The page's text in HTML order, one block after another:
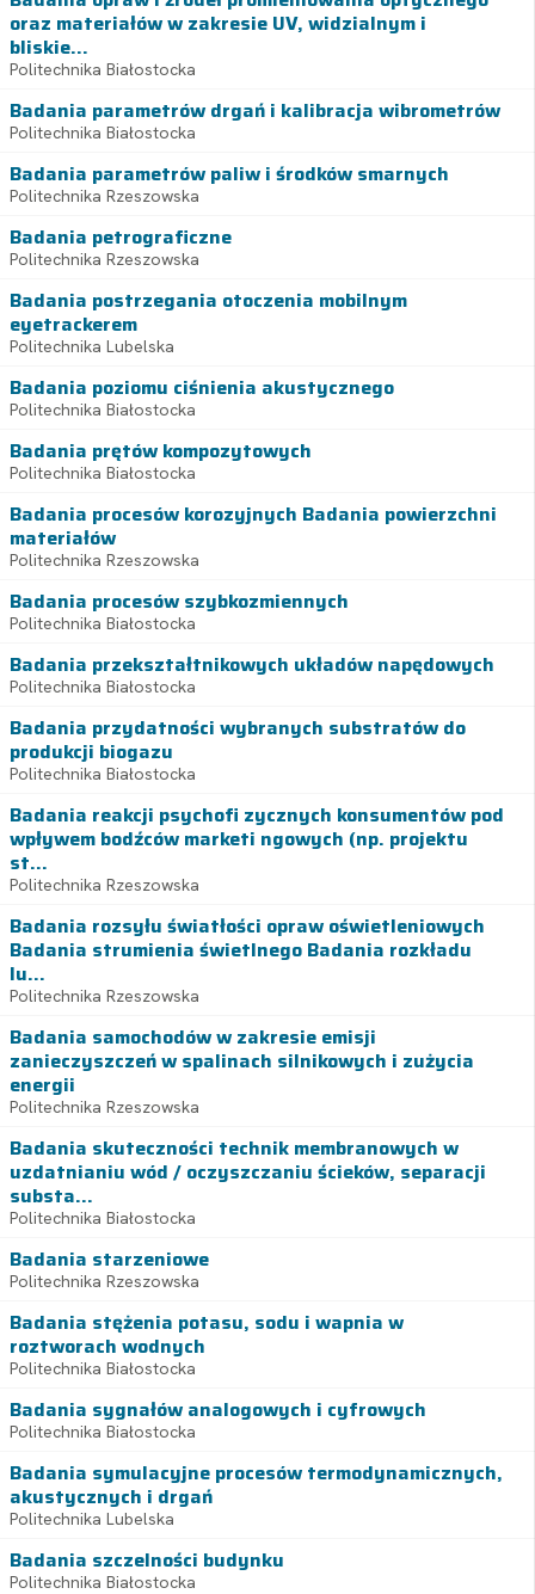
oraz materiałów w zakresie UV, widzialnym i
bliskie...
Politechnika Białostocka
Badania parametrów drgań i kalibracja wibrometrów
Politechnika Białostocka
Badania parametrów paliw i środków smarnych
Politechnika Rzeszowska
Badania petrograficzne
Politechnika Rzeszowska
Badania postrzegania otoczenia mobilnym
eyetrackerem
Politechnika Lubelska
Badania poziomu ciśnienia akustycznego
Politechnika Białostocka
Badania prętów kompozytowych
Politechnika Białostocka
Badania procesów korozyjnych Badania powierzchni
materiałów
Politechnika Rzeszowska
Badania procesów szybkozmiennych
Politechnika Białostocka
Badania przekształtnikowych układów napędowych
Politechnika Białostocka
Badania przydatności wybranych substratów do
produkcji biogazu
Politechnika Białostocka
Badania reakcji psychofi zycznych konsumentów pod
wpływem bodźców marketi ngowych (np. projektu
st...
Politechnika Rzeszowska
Badania rozsyłu światłości opraw oświetleniowych
Badania strumienia świetlnego Badania rozkładu
lu...
Politechnika Rzeszowska
Badania samochodów w zakresie emisji
zanieczyszczeń w spalinach silnikowych i zużycia
energii
Politechnika Rzeszowska
Badania skuteczności technik membranowych w
uzdatnianiu wód / oczyszczaniu ścieków, separacji
substa...
Politechnika Białostocka
Badania starzeniowe
Politechnika Rzeszowska
Badania stężenia potasu, sodu i wapnia w
roztworach wodnych
Politechnika Białostocka
Badania sygnałów analogowych i cyfrowych
Politechnika Białostocka
Badania symulacyjne procesów termodynamicznych,
akustycznych i drgań
Politechnika Lubelska
Badania szczelności budynku
Politechnika Białostocka